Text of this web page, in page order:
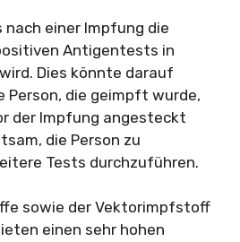
einer Impfung die
Antigentests in
Dies könnte darauf
Person, die geimpft wurde,
der Impfung angesteckt
die Person zu
Tests durchzuführen.
sowie der Vektorimpfstoff
einen sehr hohen